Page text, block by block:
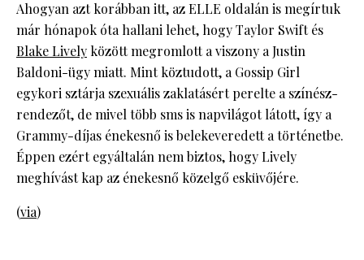
Ahogyan azt korábban itt, az ELLE oldalán is megírtuk
már hónapok óta hallani lehet, hogy Taylor Swift és
Blake Lively között megromlott a viszony a Justin
Baldoni-ügy miatt. Mint köztudott, a Gossip Girl
egykori sztárja szexuális zaklatásért perelte a színész-
rendezőt, de mivel több sms is napvilágot látott, így a
Grammy-díjas énekesnő is belekeveredett a történetbe.
Éppen ezért egyáltalán nem biztos, hogy Lively
meghívást kap az énekesnő közelgő esküvőjére.
(via)